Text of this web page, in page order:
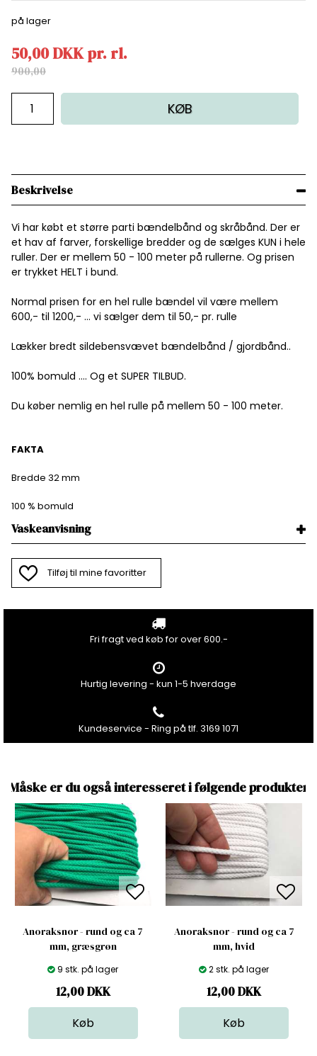
på lager
50,00DKKpr. rl.
900,00
KØB
Beskrivelse
Vi har købt et større parti bændelbånd og skråbånd. Der er
et hav af farver, forskellige bredder og de sælges KUN i hele
ruller. Der er mellem 50 - 100 meter på rullerne. Og prisen
er trykket HELT i bund.
Normal prisen for en hel rulle bændel vil være mellem
600,- til 1200,- ... vi sælger dem til 50,- pr. rulle
Lækker bredt sildebensvævet bændelbånd / gjordbånd..
100% bomuld …. Og et SUPER TILBUD.
Du køber nemlig en hel rulle på mellem 50 - 100 meter.
FAKTA
Bredde 32 mm
100 % bomuld
Vaskeanvisning
Tilføj til mine favoritter
Fri fragt ved køb for over 600.-
Hurtig levering - kun 1-5 hverdage
Kundeservice - Ring på tlf. 3169 1071
Måske er du også interesseret i følgende produkter
Anoraksnor - rund og ca 7
mm, græsgrøn
9 stk. på lager
12,00DKK
Anoraksnor - rund og ca 7
mm, hvid
2 stk. på lager
12,00DKK